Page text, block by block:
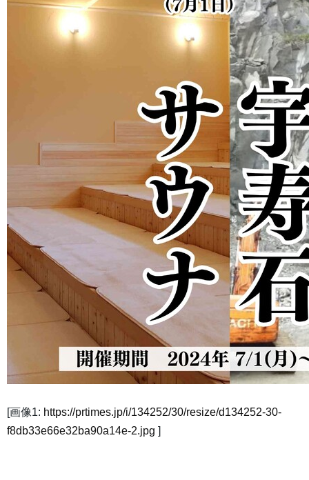
[画像1: https://prtimes.jp/i/134252/30/resize/d134252-30-
f8db33e66e32ba90a14e-2.jpg ]